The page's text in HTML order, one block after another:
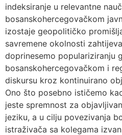
indeksiranje u relevantne
bosanskohercegovačkom
izostaje geopolitičko
savremene okolnosti
doprinesemo populariziranju
bosanskohercegovačkom i
diskursu kroz kontinuirano
Ono što posebno ističemo
jeste spremnost za
jeziku, a u cilju povezivanja
istraživača sa kolegama